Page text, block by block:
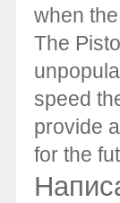
when
The
speed
provide
for the